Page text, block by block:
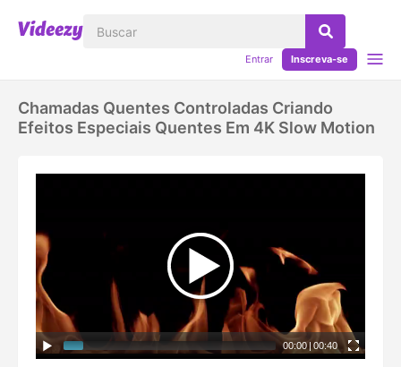
Entrar Inscreva-se
Chamadas Quentes Controladas Criando
Efeitos Especiais Quentes Em 4K Slow Motion
00:00 | 00:40